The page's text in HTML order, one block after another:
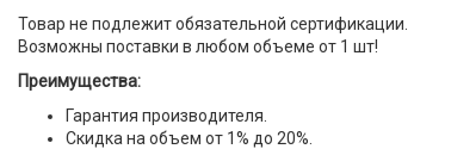
Товар не подлежит обязательной сертификации.
Возможны поставки в любом объеме от 1 шт!
Преимущества:
Гарантия производителя.
Скидка на объем от 1% до 20%.